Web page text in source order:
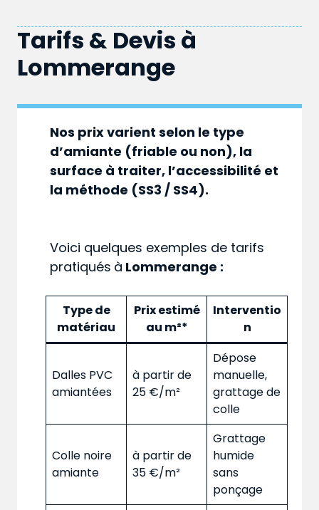
Tarifs & Devis à
Lommerange
Nos prix varient selon le type
d’amiante (friable ou non), la
surface à traiter, l’accessibilité et
la méthode (SS3 / SS4).
Voici quelques exemples de tarifs
pratiqués à Lommerange :
Type de
matériau
Prix estimé
au m²*
Interventio
n
Dalles PVC
amiantées
à partir de
25 €/m²
Dépose
manuelle,
grattage de
colle
Colle noire
amiante
à partir de
35 €/m²
Grattage
humide
sans
ponçage